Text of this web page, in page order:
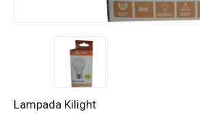
Lampada Kilight